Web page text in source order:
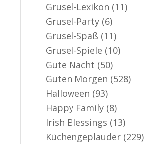
Grusel-Lexikon (11)
Grusel-Party (6)
Grusel-Spaß (11)
Grusel-Spiele (10)
Gute Nacht (50)
Guten Morgen (528)
Halloween (93)
Happy Family (8)
Irish Blessings (13)
Küchengeplauder (229)